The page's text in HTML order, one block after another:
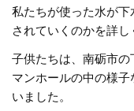
私たちが使った水が
されていくのかを詳し
子供たちは、南砺市の
マンホールの中の様
いました。